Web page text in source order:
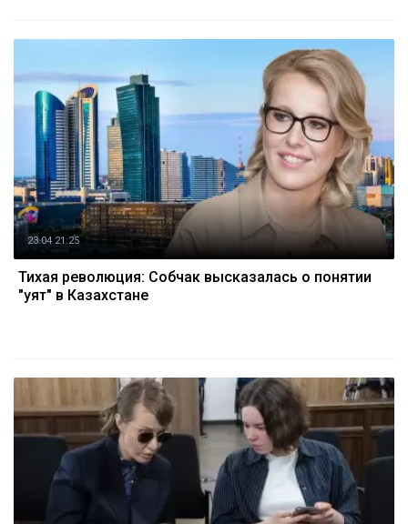
23.04 21:25
Тихая революция: Собчак высказалась о понятии
"уят" в Казахстане